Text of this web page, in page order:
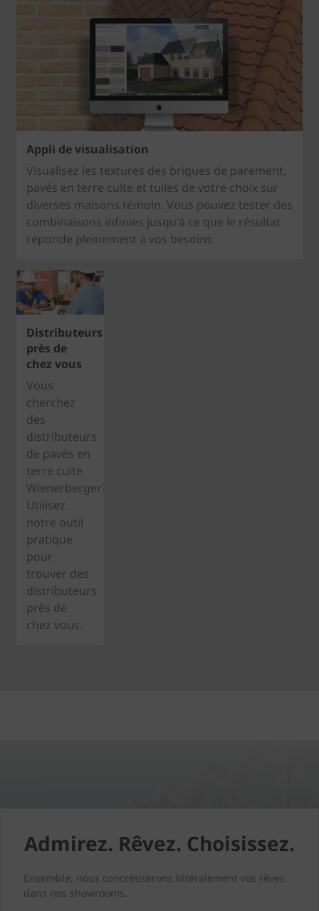
Appli de visualisation
Visualisez les textures des briques de parement,
pavés en terre cuite et tuiles de votre choix sur
diverses maisons témoin. Vous pouvez tester des
combinaisons infinies jusqu'à ce que le résultat
réponde pleinement à vos besoins.
Distributeurs
près de
chez vous
Vous
cherchez
des
distributeurs
de pavés en
terre cuite
Wienerberger?
Utilisez
notre outil
pratique
pour
trouver des
distributeurs
près de
chez vous.
Admirez. Rêvez. Choisissez.
Ensemble, nous concrétiserons littéralement vos rêves
dans nos showrooms.